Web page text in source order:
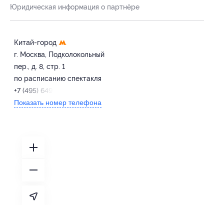
Юридическая информация о партнёре
Китай-город
г. Москва, Подколокольный
пер., д. 8, стр. 1
по расписанию спектакля
+7 (495) 649-68-63
Показать номер телефона